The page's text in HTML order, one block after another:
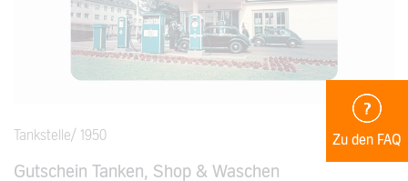
Tankstelle/ 1950
Gutschein Tanken, Shop & Waschen
Zu den FAQ